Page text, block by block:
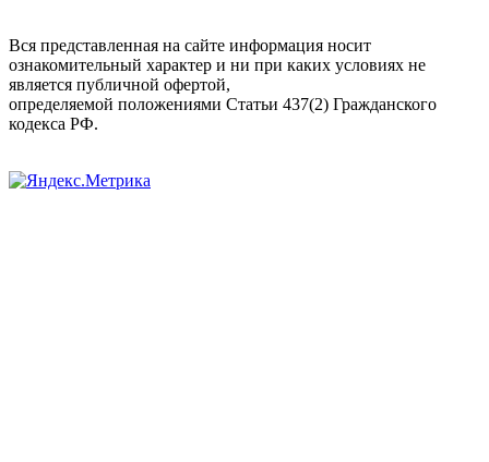
Вся представленная на сайте информация носит
ознакомительный характер и ни при каких условиях не
является публичной офертой,
определяемой положениями Статьи 437(2) Гражданского
кодекса РФ.